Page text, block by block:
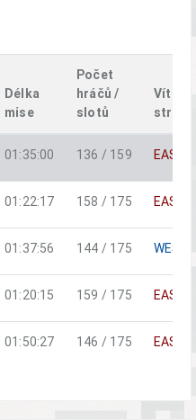
Délka
mise
Počet
hráčů /
slotů
strana
01:35:00 136 / 159 EAST
01:22:17 158 / 175 EAST
01:37:56 144 / 175 WEST
01:20:15 159 / 175 EAST
01:50:27 146 / 175 EAST